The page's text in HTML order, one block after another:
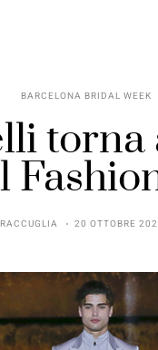
BARCELONA BRIDAL WEEK
20 OTTOBRE